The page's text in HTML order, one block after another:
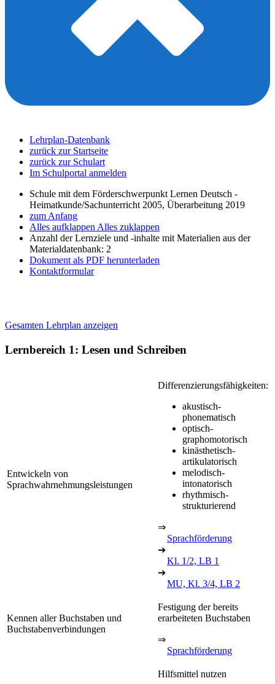
Lehrplan-Datenbank
zurück zur Startseite
zurück zur Schulart
Im Schulportal anmelden
Schule mit dem Förderschwerpunkt Lernen Deutsch -
Heimatkunde/Sachunterricht 2005, Überarbeitung 2019
zum Anfang
Alles aufklappen Alles zuklappen
Anzahl der Lernziele und -inhalte mit Materialien aus der
Materialdatenbank: 2
Dokument als PDF herunterladen
Kontaktformular
Gesamten Lehrplan anzeigen
Lernbereich 1: Lesen und Schreiben
Entwickeln von
Sprachwahrnehmungsleistungen
Differenzierungsfähigkeiten:
akustisch-
phonematisch
optisch-
graphomotorisch
kinästhetisch-
artikulatorisch
melodisch-
intonatorisch
rhythmisch-
strukturierend
⇒
Sprachförderung
➔
Kl. 1/2, LB 1
➔
MU, Kl. 3/4, LB 2
Kennen aller Buchstaben und
Buchstabenverbindungen
Festigung der bereits
erarbeiteten Buchstaben
⇒
Sprachförderung
Hilfsmittel nutzen